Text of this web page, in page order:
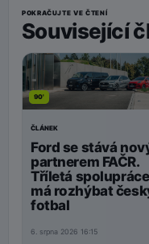
POKRAČUJTE VE ČTENÍ
Související
90'
ČLÁNEK
Ford se stává
partnerem FAČR.
Tříletá spolupráce
má rozhýbat
fotbal
6. srpna 2026 16:15